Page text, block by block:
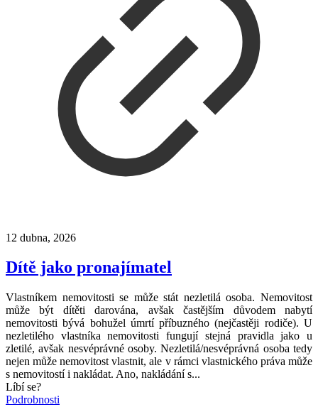
12 dubna, 2026
Dítě jako pronajímatel
Vlastníkem nemovitosti se může stát nezletilá osoba. Nemovitost
může být dítěti darována, avšak častějším důvodem nabytí
nemovitosti bývá bohužel úmrtí příbuzného (nejčastěji rodiče). U
nezletilého vlastníka nemovitosti fungují stejná pravidla jako u
zletilé, avšak nesvéprávné osoby. Nezletilá/nesvéprávná osoba tedy
nejen může nemovitost vlastnit, ale v rámci vlastnického práva může
s nemovitostí i nakládat. Ano, nakládání s...
Líbí se?
Podrobnosti